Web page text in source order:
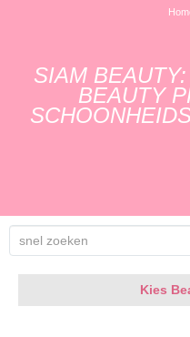
SIAM
BEAUTY
Kies